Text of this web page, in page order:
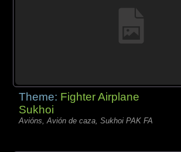
Theme: Fighter Airplane
Sukhoi
Avións, Avión de caza, Sukhoi PAK FA